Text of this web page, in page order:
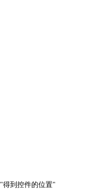
得到控件的位置"